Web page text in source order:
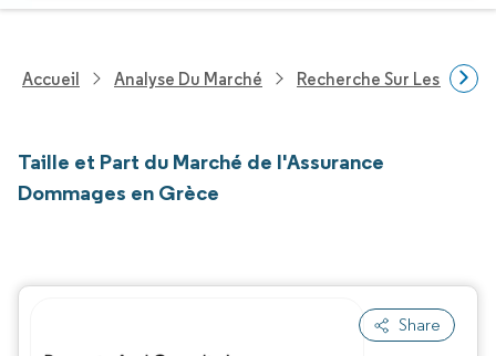
Accueil Analyse Du Marché Recherche Sur Les
Taille et Part du Marché de l'Assurance
Dommages en Grèce
Share